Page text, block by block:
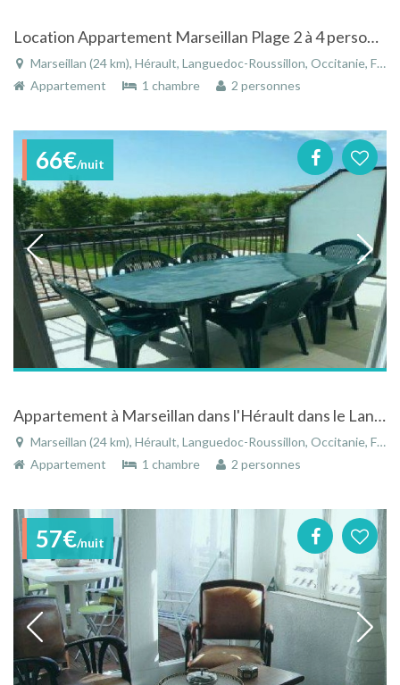
Location Appartement Marseillan Plage 2 à 4 personnes 150 à 640 euros par semaine
Marseillan (24 km), Hérault, Languedoc-Roussillon, Occitanie, France
Appartement
1 chambre 2 personnes
66€/nuit
Appartement à Marseillan dans l'Hérault dans le Languedoc-Roussillon proche de la mer
Marseillan (24 km), Hérault, Languedoc-Roussillon, Occitanie, France
Appartement
1 chambre 2 personnes
57€/nuit